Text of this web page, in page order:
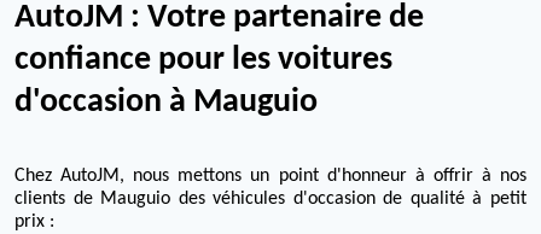
AutoJM : Votre partenaire de
confiance pour les voitures
d'occasion à Mauguio
Chez AutoJM, nous mettons un point d'honneur à offrir à nos
clients de Mauguio des véhicules d'occasion de qualité à petit
prix :